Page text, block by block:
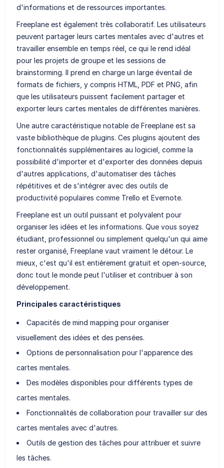
d'informations et de ressources importantes.
Freeplane est également très collaboratif. Les utilisateurs
peuvent partager leurs cartes mentales avec d'autres et
travailler ensemble en temps réel, ce qui le rend idéal
pour les projets de groupe et les sessions de
brainstorming. Il prend en charge un large éventail de
formats de fichiers, y compris HTML, PDF et PNG, afin
que les utilisateurs puissent facilement partager et
exporter leurs cartes mentales de différentes manières.
Une autre caractéristique notable de Freeplane est sa
vaste bibliothèque de plugins. Ces plugins ajoutent des
fonctionnalités supplémentaires au logiciel, comme la
possibilité d'importer et d'exporter des données depuis
d'autres applications, d'automatiser des tâches
répétitives et de s'intégrer avec des outils de
productivité populaires comme Trello et Evernote.
Freeplane est un outil puissant et polyvalent pour
organiser les idées et les informations. Que vous soyez
étudiant, professionnel ou simplement quelqu'un qui aime
rester organisé, Freeplane vaut vraiment le détour. Le
mieux, c'est qu'il est entièrement gratuit et open-source,
donc tout le monde peut l'utiliser et contribuer à son
développement.
Principales caractéristiques
Capacités de mind mapping pour organiser
visuellement des idées et des pensées.
Options de personnalisation pour l'apparence des
cartes mentales.
Des modèles disponibles pour différents types de
cartes mentales.
Fonctionnalités de collaboration pour travailler sur des
cartes mentales avec d'autres.
Outils de gestion des tâches pour attribuer et suivre
les tâches.